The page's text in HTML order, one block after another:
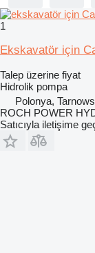
1
Ekskavatör için
Talep üzerine fiyat
Hidrolik pompa
Polonya,
ROCH POWER
Satıcıyla iletişime